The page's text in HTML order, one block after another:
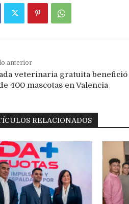
anterior
veterinaria gratuita benefició
400 mascotas en Valencia
RELACIONADOS